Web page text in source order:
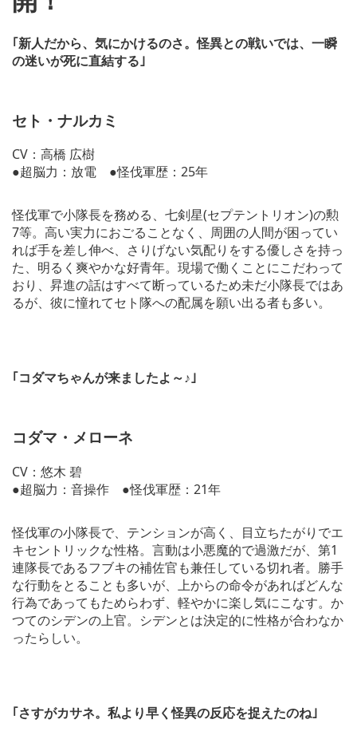
｢新人だから、気にかけるのさ。怪異との戦いでは、一瞬
の迷いが死に直結する｣
セト・ナルカミ
CV：高橋 広樹
●超脳力：放電 ●怪伐軍歴：25年
怪伐軍で小隊長を務める、七剣星(セプテントリオン)の勲
7等。高い実力におごることなく、周囲の人間が困ってい
れば手を差し伸べ、さりげない気配りをする優しさを持っ
た、明るく爽やかな好青年。現場で働くことにこだわって
おり、昇進の話はすべて断っているため未だ小隊長ではあ
るが、彼に憧れてセト隊への配属を願い出る者も多い。
｢コダマちゃんが来ましたよ～♪｣
コダマ・メローネ
CV：悠木 碧
●超脳力：音操作 ●怪伐軍歴：21年
怪伐軍の小隊長で、テンションが高く、目立ちたがりでエ
キセントリックな性格。言動は小悪魔的で過激だが、第1
連隊長であるフブキの補佐官も兼任している切れ者。勝手
な行動をとることも多いが、上からの命令があればどんな
行為であってもためらわず、軽やかに楽し気にこなす。か
つてのシデンの上官。シデンとは決定的に性格が合わなか
ったらしい。
｢さすがカサネ。私より早く怪異の反応を捉えたのね｣